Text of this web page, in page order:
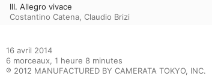
III. Allegro vivace
Costantino Catena, Claudio Brizi
16 avril 2014
6 morceaux, 1 heure 8 minutes
℗ 2012 MANUFACTURED BY CAMERATA TOKYO, INC.